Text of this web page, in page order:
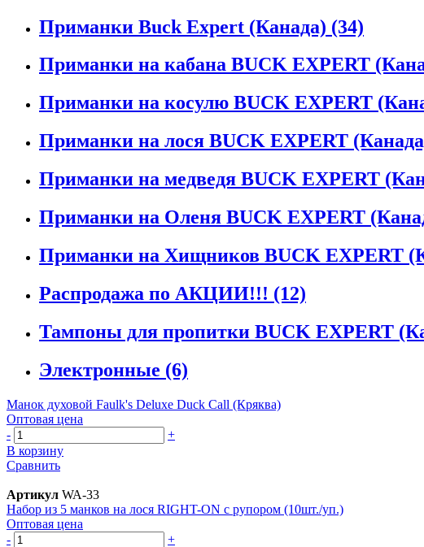
Приманки Buck Expert (Канада) (34)
Приманки на кабана BUCK EXPERT
Приманки на косулю BUCK EXPERT
Приманки на лося BUCK EXPERT
Приманки на медведя BUCK EXPERT
Приманки на Оленя BUCK EXPERT
Приманки на Хищников BUCK EXPERT
Распродажа по АКЦИИ!!! (12)
Тампоны для пропитки BUCK EXPERT
Электронные (6)
Манок духовой Faulk's Deluxe Duck Call (Кряква)
Оптовая цена
-
+
В корзину
Сравнить
Артикул WA-33
Набор из 5 манков на лося RIGHT-ON с рупором (10шт./уп.)
Оптовая цена
-
+